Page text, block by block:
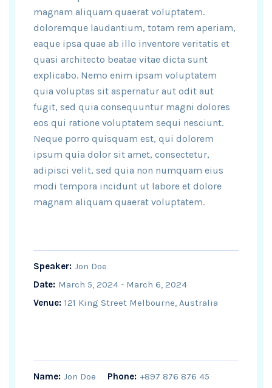
magnam aliquam quaerat voluptatem.
doloremque laudantium, totam rem aperiam,
eaque ipsa quae ab illo inventore veritatis et
quasi architecto beatae vitae dicta sunt
explicabo. Nemo enim ipsam voluptatem
quia voluptas sit aspernatur aut odit aut
fugit, sed quia consequuntur magni dolores
eos qui ratione voluptatem sequi nesciunt.
Neque porro quisquam est, qui dolorem
ipsum quia dolor sit amet, consectetur,
adipisci velit, sed quia non numquam eius
modi tempora incidunt ut labore et dolore
magnam aliquam quaerat voluptatem.
Speaker: Jon Doe
Date: March 5, 2024 - March 6, 2024
Venue: 121 King Street Melbourne, Australia
Name: Jon Doe Phone: +897 876 876 45